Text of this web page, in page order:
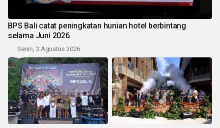
BPS Bali catat peningkatan hunian hotel berbintang
selama Juni 2026
Senin, 3 Agustus 2026